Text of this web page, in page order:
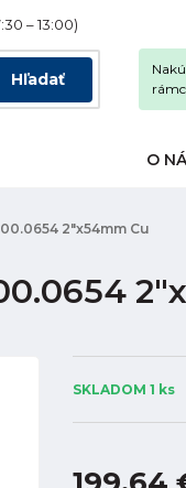
– 13:00)
Hľadať
O
2"x54mm Cu
SKLADOM 1 ks